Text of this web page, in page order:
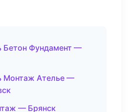
Бетон Фундамент —
Монтаж Ателье —
— Брянск